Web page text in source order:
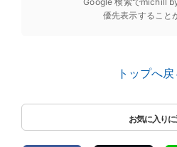
優先表示すること
トップへ戻